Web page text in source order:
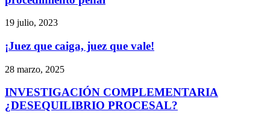
19 julio, 2023
¡Juez que caiga, juez que vale!
28 marzo, 2025
INVESTIGACIÓN COMPLEMENTARIA
¿DESEQUILIBRIO PROCESAL?